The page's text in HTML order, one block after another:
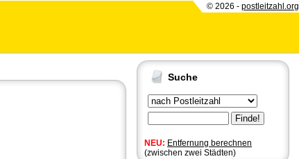
© 2026 - postleitzahl.org
Suche
NEU: Entfernung berechnen
(zwischen zwei Städten)